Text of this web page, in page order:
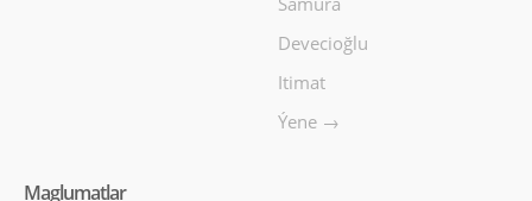
Devecioğlu
Itimat
Ýene →
Maglumatlar